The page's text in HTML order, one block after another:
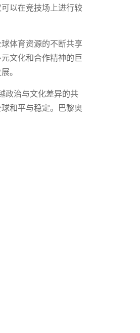
以在竞技场上进行较
体育资源的不断共享
文化和合作精神的巨
。
政治与文化差异的共
和平与稳定。巴黎奥